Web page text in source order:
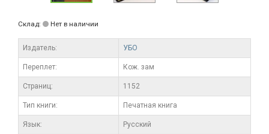
Склад: Нет в наличии
Издатель: УБО
Переплет: Кож. зам
Cтраниц: 1152
Тип книги: Печатная книга
Язык: Русский